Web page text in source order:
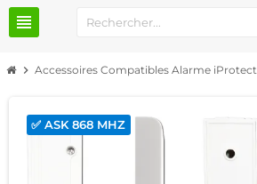
view_headline
chevron_right Accessoires Compatibles Alarme iProtect
✅ ASK 868 MHZ